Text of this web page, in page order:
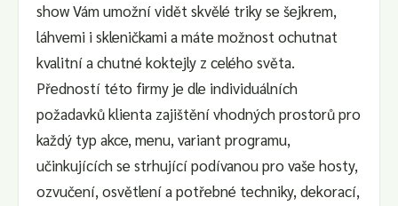
show Vám umožní vidět skvělé triky se šejkrem,
láhvemi i skleničkami a máte možnost ochutnat
kvalitní a chutné koktejly z celého světa.
Předností této firmy je dle individuálních
požadavků klienta zajištění vhodných prostorů pro
každý typ akce, menu, variant programu,
učinkujících se strhující podívanou pro vaše hosty,
ozvučení, osvětlení a potřebné techniky, dekorací,